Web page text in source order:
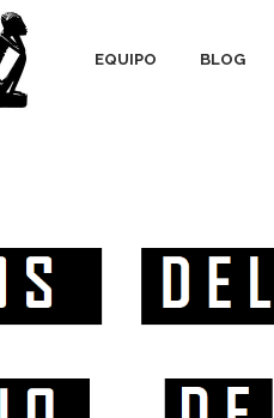
EQUIPO BLOG